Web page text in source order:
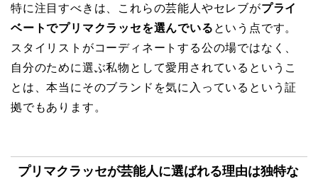
特に注目すべきは、これらの芸能人やセレブがプライ
ベートでプリマクラッセを選んでいる という点です。
スタイリストがコーディネートする公の場ではなく、
自分のために選ぶ私物として愛用されているというこ
とは、本当にそのブランドを気に入っているという証
拠でもあります。
プリマクラッセが芸能人に選ばれる理由は独特な